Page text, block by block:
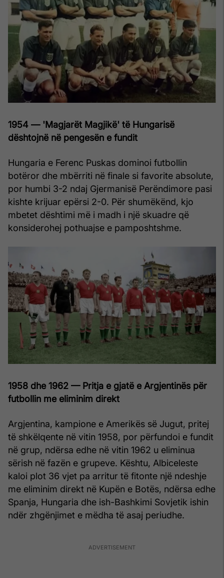
1954 — 'Magjarët Magjikë' të Hungarisë
dështojnë në pengesën e fundit
Hungaria e Ferenc Puskas dominoi futbollin
botëror dhe mbërriti në finale si favorite absolute,
por humbi 3-2 ndaj Gjermanisë Perëndimore pasi
kishte krijuar epërsi 2-0. Për shumëkënd, kjo
mbetet dështimi më i madh i një skuadre që
konsiderohej pothuajse e pamposhtshme.
1958 dhe 1962 — Pritja e gjatë e Argjentinës për
futbollin me eliminim direkt
Argjentina, kampione e Amerikës së Jugut, pritej
të shkëlqente në vitin 1958, por përfundoi e fundit
në grup, ndërsa edhe në vitin 1962 u eliminua
sërish në fazën e grupeve. Kështu, Albiceleste
kaloi plot 36 vjet pa arritur të fitonte një ndeshje
me eliminim direkt në Kupën e Botës, ndërsa edhe
Spanja, Hungaria dhe ish-Bashkimi Sovjetik ishin
ndër zhgënjimet e mëdha të asaj periudhe.